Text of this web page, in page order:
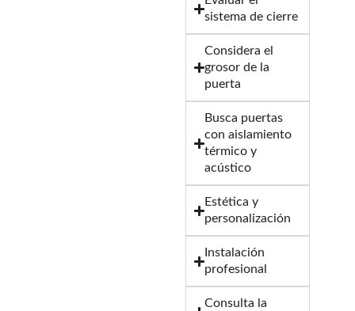
sistema de cierre
Considera el
grosor de la
puerta
Busca puertas
con aislamiento
térmico y
acústico
Estética y
personalización
Instalación
profesional
Consulta la